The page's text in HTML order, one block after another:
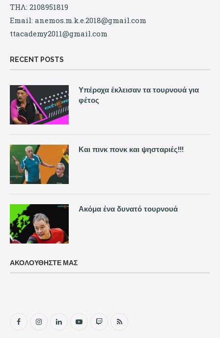
ΤΗΛ: 2108951819
Email: anemos.m.k.e.2018@gmail.com
ttacademy2011@gmail.com
RECENT POSTS
Υπέροχα έκλεισαν τα τουρνουά για
φέτος
Και πινκ πονκ και ψησταριές!!!
Ακόμα ένα δυνατό τουρνουά
ΑΚΟΛΟΥΘΗΣΤΕ ΜΑΣ